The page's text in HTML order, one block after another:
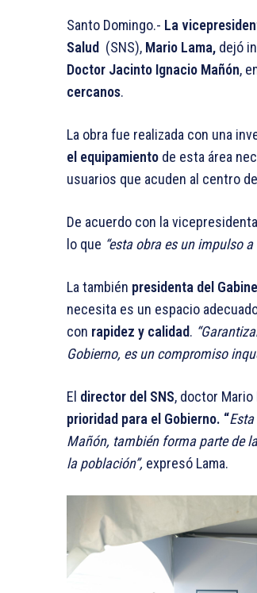
Santo Domingo.- La
Salud (SNS), Mario Lama, dejó
Doctor Jacinto Ignacio Mañón,
cercanos.
La obra fue realizada con una
el equipamiento de esta área
usuarios que acuden al centro
De acuerdo con la
lo que “esta obra es un impulso
La también presidenta del
necesita es un espacio
con rapidez y calidad.
Gobierno, es un compromiso
El director del SNS, doctor Mario
prioridad para el Gobierno. “
Mañón, también forma parte de
la población”, expresó Lama.